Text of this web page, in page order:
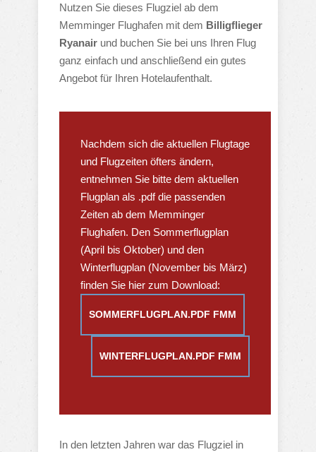
Nutzen Sie dieses Flugziel ab dem
Memminger Flughafen mit dem Billigflieger
Ryanair und buchen Sie bei uns Ihren Flug
ganz einfach und anschließend ein gutes
Angebot für Ihren Hotelaufenthalt.
Nachdem sich die aktuellen Flugtage
und Flugzeiten öfters ändern,
entnehmen Sie bitte dem aktuellen
Flugplan als .pdf die passenden
Zeiten ab dem Memminger
Flughafen. Den Sommerflugplan
(April bis Oktober) und den
Winterflugplan (November bis März)
finden Sie hier zum Download:
SOMMERFLUGPLAN.PDF FMM
WINTERFLUGPLAN.PDF FMM
In den letzten Jahren war das Flugziel in